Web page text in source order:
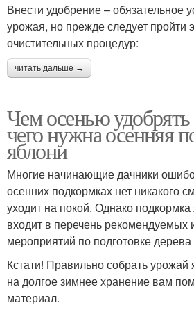
Внести удобрение – обязательное
урожая, но прежде следует пройти
очистительных процедур:
читать дальше →
Чем осенью
чего нужна осенняя
яблони
Многие начинающие дачники
осенних подкормках нет никакого
уходит на покой. Однако
входит в перечень рекомендуемых
мероприятий по подготовке дерева
Кстати! Правильно собрать урожай
на долгое зимнее хранение вам
материал.